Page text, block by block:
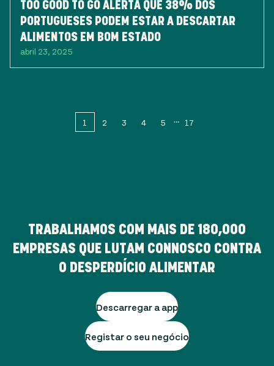
TOO GOOD TO GO ALERTA QUE 38% DOS
PORTUGUESES PODEM ESTAR A DESCARTAR
ALIMENTOS EM BOM ESTADO
abril 23, 2025
1 2 3 4 5 17
TRABALHAMOS COM MAIS DE 180,000
EMPRESAS QUE LUTAM CONNOSCO CONTRA
O DESPERDÍCIO ALIMENTAR
Descarregar a app
Registar o seu negócio